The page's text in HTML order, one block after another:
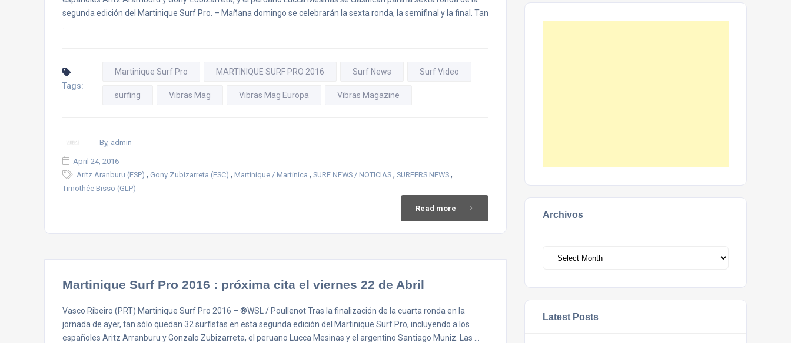
segunda edición del Martinique Surf Pro. – Mañana domingo se celebrarán la sexta ronda, la semifinal y la final. Tan
Tags:
Martinique Surf Pro MARTINIQUE SURF PRO 2016 Surf News Surf Video
surfing Vibras Mag Vibras Mag Europa Vibras Magazine
By, admin
April 24, 2016
Aritz Aranburu (ESP) , Gony Zubizarreta (ESC) , Martinique / Martinica , SURF NEWS / NOTICIAS , SURFERS NEWS ,
Timothée Bisso (GLP)
Read more
Martinique Surf Pro 2016 : próxima cita el viernes 22 de Abril
Vasco Ribeiro (PRT) Martinique Surf Pro 2016 – ®WSL / Poullenot Tras la finalización de la cuarta ronda en la
jornada de ayer, tan sólo quedan 32 surfistas en esta segunda edición del Martinique Surf Pro, incluyendo a los
españoles Aritz Arranburu y Gonzalo Zubizarreta, el peruano Lucca Mesinas y el argentino Santiago Muniz. Las …
Archivos
Latest Posts